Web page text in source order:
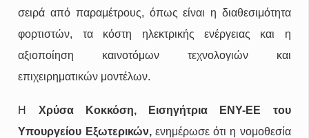
σειρά από παραμέτρους, όπως είναι η διαθεσιμότητα
φορτιστών, τα κόστη ηλεκτρικής ενέργειας και η
αξιοποίηση καινοτόμων τεχνολογιών και
επιχειρηματικών μοντέλων.
Η Χρύσα Κοκκόση, Εισηγήτρια ΕΝΥ-ΕΕ του
Υπουργείου Εξωτερικών, ενημέρωσε ότι η νομοθεσία